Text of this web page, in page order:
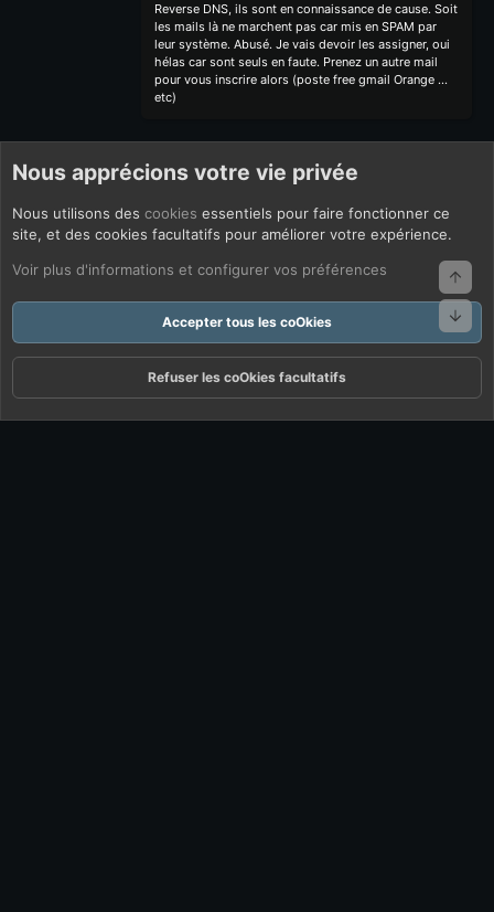
Reverse DNS, ils sont en connaissance de cause. Soit
les mails là ne marchent pas car mis en SPAM par
leur système. Abusé. Je vais devoir les assigner, oui
hélas car sont seuls en faute. Prenez un autre mail
pour vous inscrire alors (poste free gmail Orange ...
etc)
Nous apprécions votre vie privée
Nous utilisons des cookies essentiels pour faire fonctionner ce
site, et des cookies facultatifs pour améliorer votre expérience.
Voir plus d'informations et configurer vos préférences
Accepter tous les coOkies
Refuser les coOkies facultatifs